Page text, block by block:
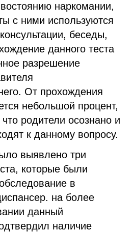
наркомании,
с ними используются
беседы,
данного теста
разрешение
От прохождения
небольшой процент,
родители осознано и
к данному вопросу.
выявлено три
которые были
в
на более
данный
наличие